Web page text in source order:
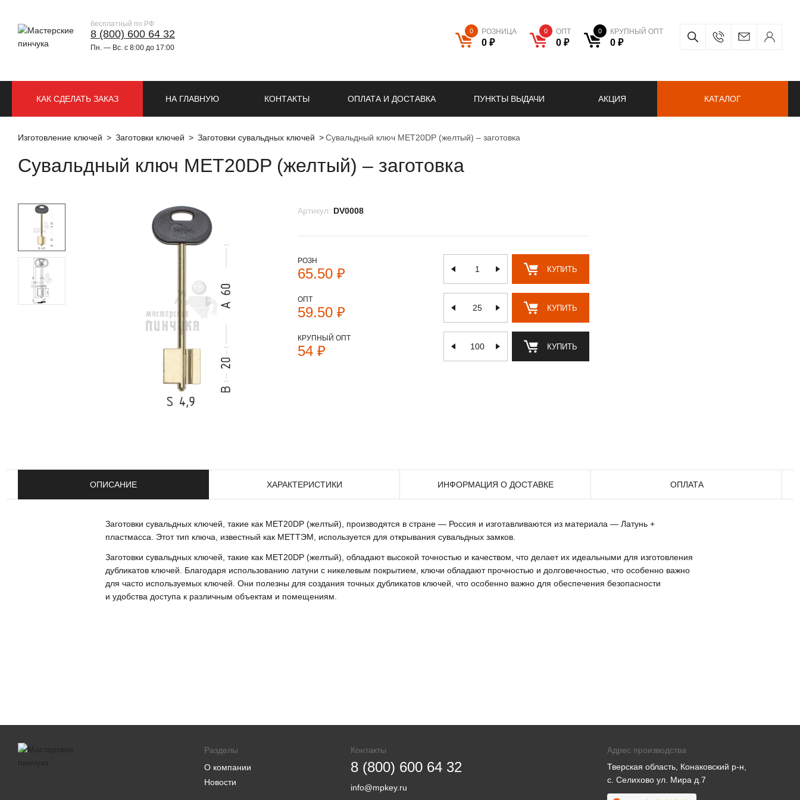
бесплатный по РФ
8 (800) 600 64 32
Пн. — Вс. с 8:00 до 17:00
0 РОЗНИЦА
0 ₽
0 ОПТ
0 ₽
0 КРУПНЫЙ ОПТ
0 ₽
НА ГЛАВНУЮ КОНТАКТЫ ОПЛАТА И ДОСТАВКА ПУНКТЫ ВЫДАЧИ АКЦИЯ
КАК СДЕЛАТЬ ЗАКАЗ КАТАЛОГ
Изготовление ключей Заготовки ключей Заготовки сувальдных ключей Сувальдный ключ MET20DP (желтый) – заготовка
Сувальдный ключ MET20DP (желтый) – заготовка
Артикул: DV0008
РОЗН
65.50 ₽ КУПИТЬ
ОПТ
59.50 ₽ КУПИТЬ
КРУПНЫЙ ОПТ
54 ₽ КУПИТЬ
ОПИСАНИЕ ХАРАКТЕРИСТИКИ ИНФОРМАЦИЯ О ДОСТАВКЕ ОПЛАТА
Заготовки сувальдных ключей, такие как MET20DP (желтый), производятся в стране — Россия и изготавливаются из материала — Латунь +
пластмасса. Этот тип ключа, известный как МЕТТЭМ, используется для открывания сувальдных замков.
Заготовки сувальдных ключей, такие как MET20DP (желтый), обладают высокой точностью и качеством, что делает их идеальными для изготовления
дубликатов ключей. Благодаря использованию латуни с никелевым покрытием, ключи обладают прочностью и долговечностью, что особенно важно
для часто используемых ключей. Они полезны для создания точных дубликатов ключей, что особенно важно для обеспечения безопасности
и удобства доступа к различным объектам и помещениям.
Разделы
О компании
Новости
Контакты
8 (800) 600 64 32
info@mpkey.ru
Адрес производства
Тверская область, Конаковский р-н,
с. Селихово ул. Мира д.7